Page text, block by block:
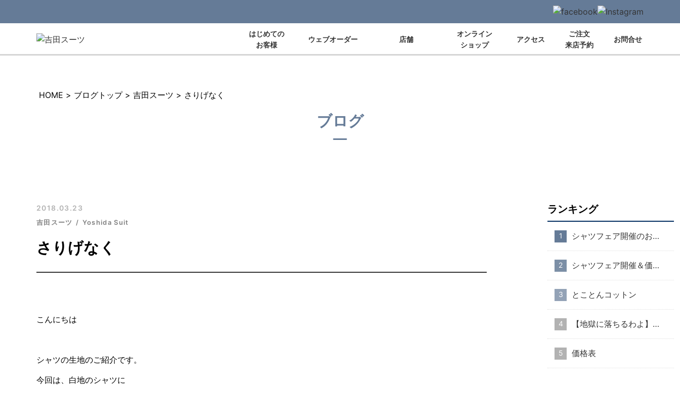
はじめての
お客様
ウェブオーダー 店舗
オンライン
ショップ
アクセス
ご注文
来店予約
お問合せ
HOME > ブログトップ > 吉田スーツ > さりげなく
ブログ
2018.03.23
吉田スーツ Yoshida Suit
さりげなく
こんにちは
シャツの生地のご紹介です。
今回は、白地のシャツに
ランキング
シャツフェア開催のお知らせ
シャツフェア開催＆価格改定のお知らせ
とことんコットン
【地獄に落ちるわよ】衣装協力のお知らせ
価格表